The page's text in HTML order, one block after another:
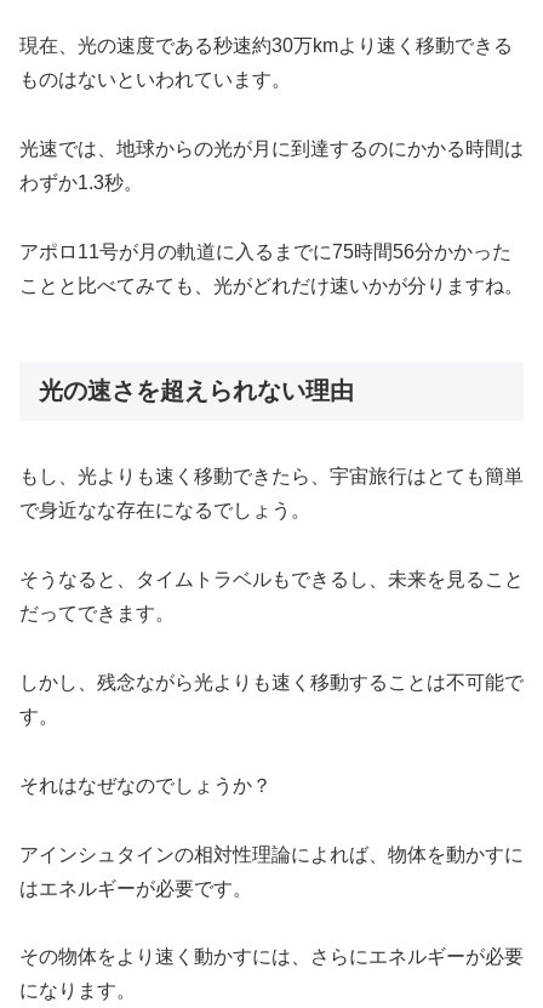
現在、光の速度である秒速約30万kmより速く移動できる
ものはないといわれています。
光速では、地球からの光が月に到達するのにかかる時間は
わずか1.3秒。
アポロ11号が月の軌道に入るまでに75時間56分かかった
ことと比べてみても、光がどれだけ速いかが分りますね。
光の速さを超えられない理由
もし、光よりも速く移動できたら、宇宙旅行はとても簡単
で身近なな存在になるでしょう。
そうなると、タイムトラベルもできるし、未来を見ること
だってできます。
しかし、残念ながら光よりも速く移動することは不可能で
す。
それはなぜなのでしょうか？
アインシュタインの相対性理論によれば、物体を動かすに
はエネルギーが必要です。
その物体をより速く動かすには、さらにエネルギーが必要
になります。